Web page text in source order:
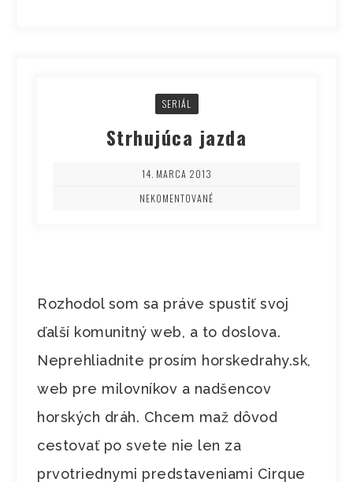
SERIÁL
Strhujúca jazda
14. MARCA 2013
NEKOMENTOVANÉ
Rozhodol som sa práve spustiť svoj
ďalší komunitný web, a to doslova.
Neprehliadnite prosím horskedrahy.sk,
web pre milovníkov a nadšencov
horských dráh. Chcem maž dôvod
cestovať po svete nie len za
prvotriednymi predstaveniami Cirque